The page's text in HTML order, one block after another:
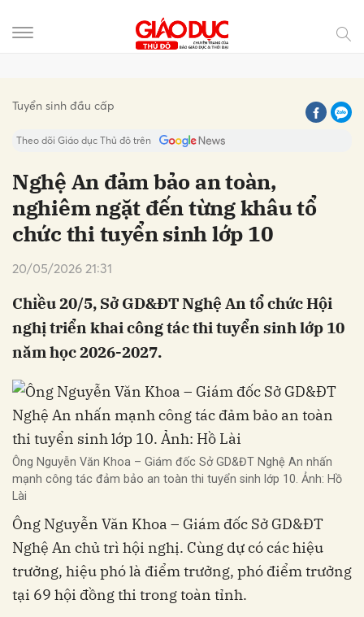
Tuyển sinh đầu cấp
Theo dõi Giáo dục Thủ đô trên
Nghệ An đảm bảo an toàn,
nghiêm ngặt đến từng khâu tổ
chức thi tuyển sinh lớp 10
20/05/2026 21:31
Chiều 20/5, Sở GD&ĐT Nghệ An tổ chức Hội
nghị triển khai công tác thi tuyển sinh lớp 10
năm học 2026-2027.
Ông Nguyễn Văn Khoa – Giám đốc Sở GD&ĐT Nghệ An nhấn
mạnh công tác đảm bảo an toàn thi tuyển sinh lớp 10. Ảnh: Hồ
Lài
Ông Nguyễn Văn Khoa – Giám đốc Sở GD&ĐT
Nghệ An chủ trì hội nghị. Cùng dự có các hiệu
trưởng, hiệu phó là điểm trưởng, phó điểm trưởng
tại 69 hội đồng thi trong toàn tỉnh.
Hủy Gửi